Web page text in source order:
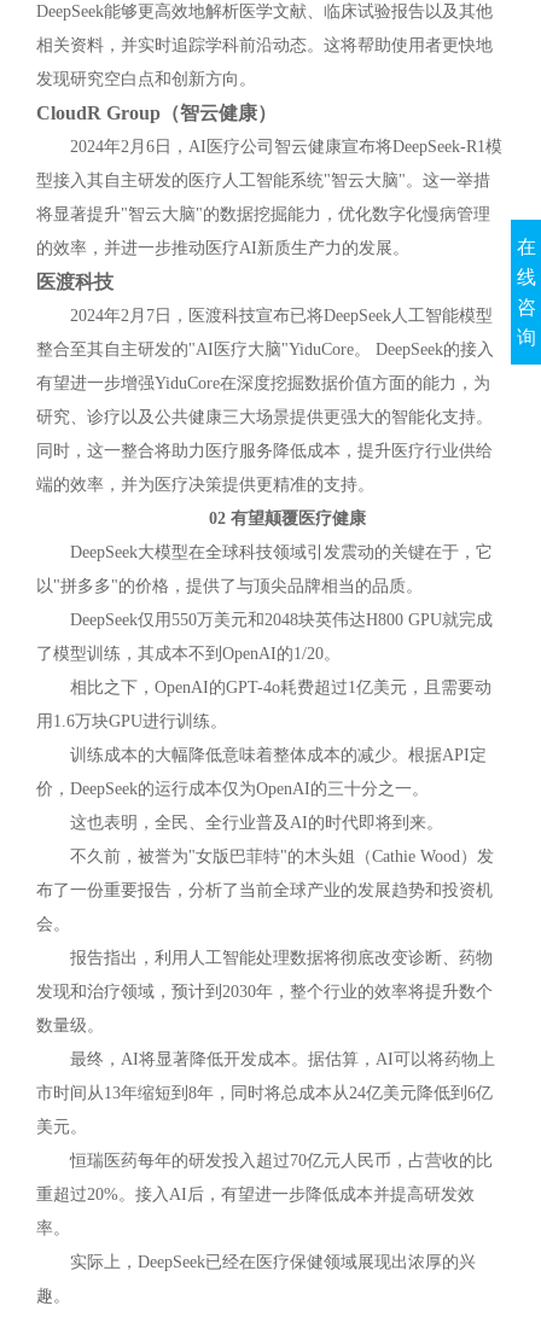
DeepSeek能够更高效地解析医学文献、临床试验报告以及其他
相关资料，并实时追踪学科前沿动态。这将帮助使用者更快地
发现研究空白点和创新方向。
CloudR Group（智云健康）
2024年2月6日，AI医疗公司智云健康宣布将DeepSeek-R1模
型接入其自主研发的医疗人工智能系统"智云大脑"。这一举措
将显著提升"智云大脑"的数据挖掘能力，优化数字化慢病管理
的效率，并进一步推动医疗AI新质生产力的发展。
医渡科技
2024年2月7日，医渡科技宣布已将DeepSeek人工智能模型
整合至其自主研发的"AI医疗大脑"YiduCore。 DeepSeek的接入
有望进一步增强YiduCore在深度挖掘数据价值方面的能力，为
研究、诊疗以及公共健康三大场景提供更强大的智能化支持。
同时，这一整合将助力医疗服务降低成本，提升医疗行业供给
端的效率，并为医疗决策提供更精准的支持。
02 有望颠覆医疗健康
DeepSeek大模型在全球科技领域引发震动的关键在于，它
以"拼多多"的价格，提供了与顶尖品牌相当的品质。
DeepSeek仅用550万美元和2048块英伟达H800 GPU就完成
了模型训练，其成本不到OpenAI的1/20。
相比之下，OpenAI的GPT-4o耗费超过1亿美元，且需要动
用1.6万块GPU进行训练。
训练成本的大幅降低意味着整体成本的减少。根据API定
价，DeepSeek的运行成本仅为OpenAI的三十分之一。
这也表明，全民、全行业普及AI的时代即将到来。
不久前，被誉为"女版巴菲特"的木头姐（Cathie Wood）发
布了一份重要报告，分析了当前全球产业的发展趋势和投资机
会。
报告指出，利用人工智能处理数据将彻底改变诊断、药物
发现和治疗领域，预计到2030年，整个行业的效率将提升数个
数量级。
最终，AI将显著降低开发成本。据估算，AI可以将药物上
市时间从13年缩短到8年，同时将总成本从24亿美元降低到6亿
美元。
恒瑞医药每年的研发投入超过70亿元人民币，占营收的比
重超过20%。接入AI后，有望进一步降低成本并提高研发效
率。
实际上，DeepSeek已经在医疗保健领域展现出浓厚的兴
趣。
在
线
咨
询